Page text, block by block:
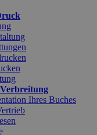
Ihres Buches